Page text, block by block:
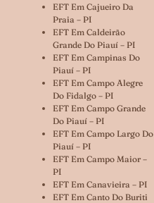
EFT Em Cajueiro Da
Praia – PI
EFT Em Caldeirão
Grande Do Piauí – PI
EFT Em Campinas Do
Piauí – PI
EFT Em Campo Alegre
Do Fidalgo – PI
EFT Em Campo Grande
Do Piauí – PI
EFT Em Campo Largo Do
Piauí – PI
EFT Em Campo Maior –
PI
EFT Em Canavieira – PI
EFT Em Canto Do Buriti